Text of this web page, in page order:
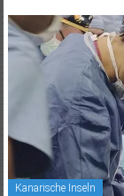
Kanarische Inseln